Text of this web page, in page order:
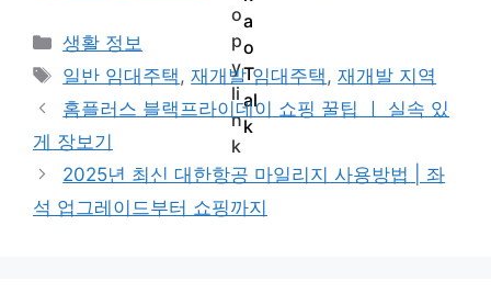
Categories
생활 정보
Tags
일반 임대주택 ,재개발 임대주택 ,재개발 지역
홈플러스 블랙프라이데이 쇼핑 꿀팁 ㅣ 실속 있
게 장보기
2025년 최신 대한항공 마일리지 사용방법 | 좌
석 업그레이드부터 쇼핑까지